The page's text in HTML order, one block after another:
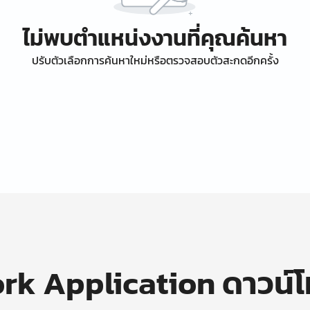
ไม่พบตำแหน่งงานที่คุณค้นหา
ปรับตัวเลือกการค้นหาใหม่หรือตรวจสอบตัวสะกดอีกครั้ง
Application ดาวน์